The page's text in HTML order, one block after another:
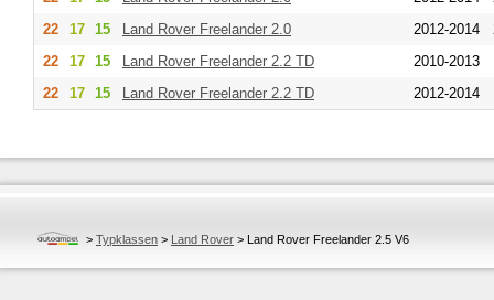
22
17 15 Land Rover Freelander 2.0 2012-2014
22
17 15 Land Rover Freelander 2.2 TD 2010-2013
22
17 15 Land Rover Freelander 2.2 TD 2012-2014
> Typklassen > Land Rover > Land Rover Freelander 2.5 V6